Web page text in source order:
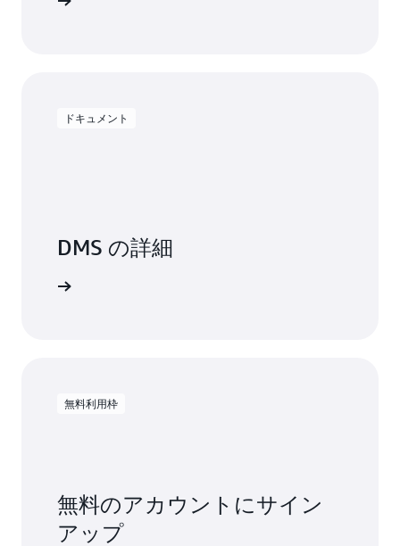
ドキュメント
DMS の詳細
無料利用枠
無料のアカウントにサイン
アップ